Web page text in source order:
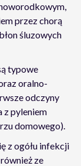
przez chorą
śluzowych
typowe
oralno-
odczyny
z pyleniem
domowego).
z ogółu infekcji
ze